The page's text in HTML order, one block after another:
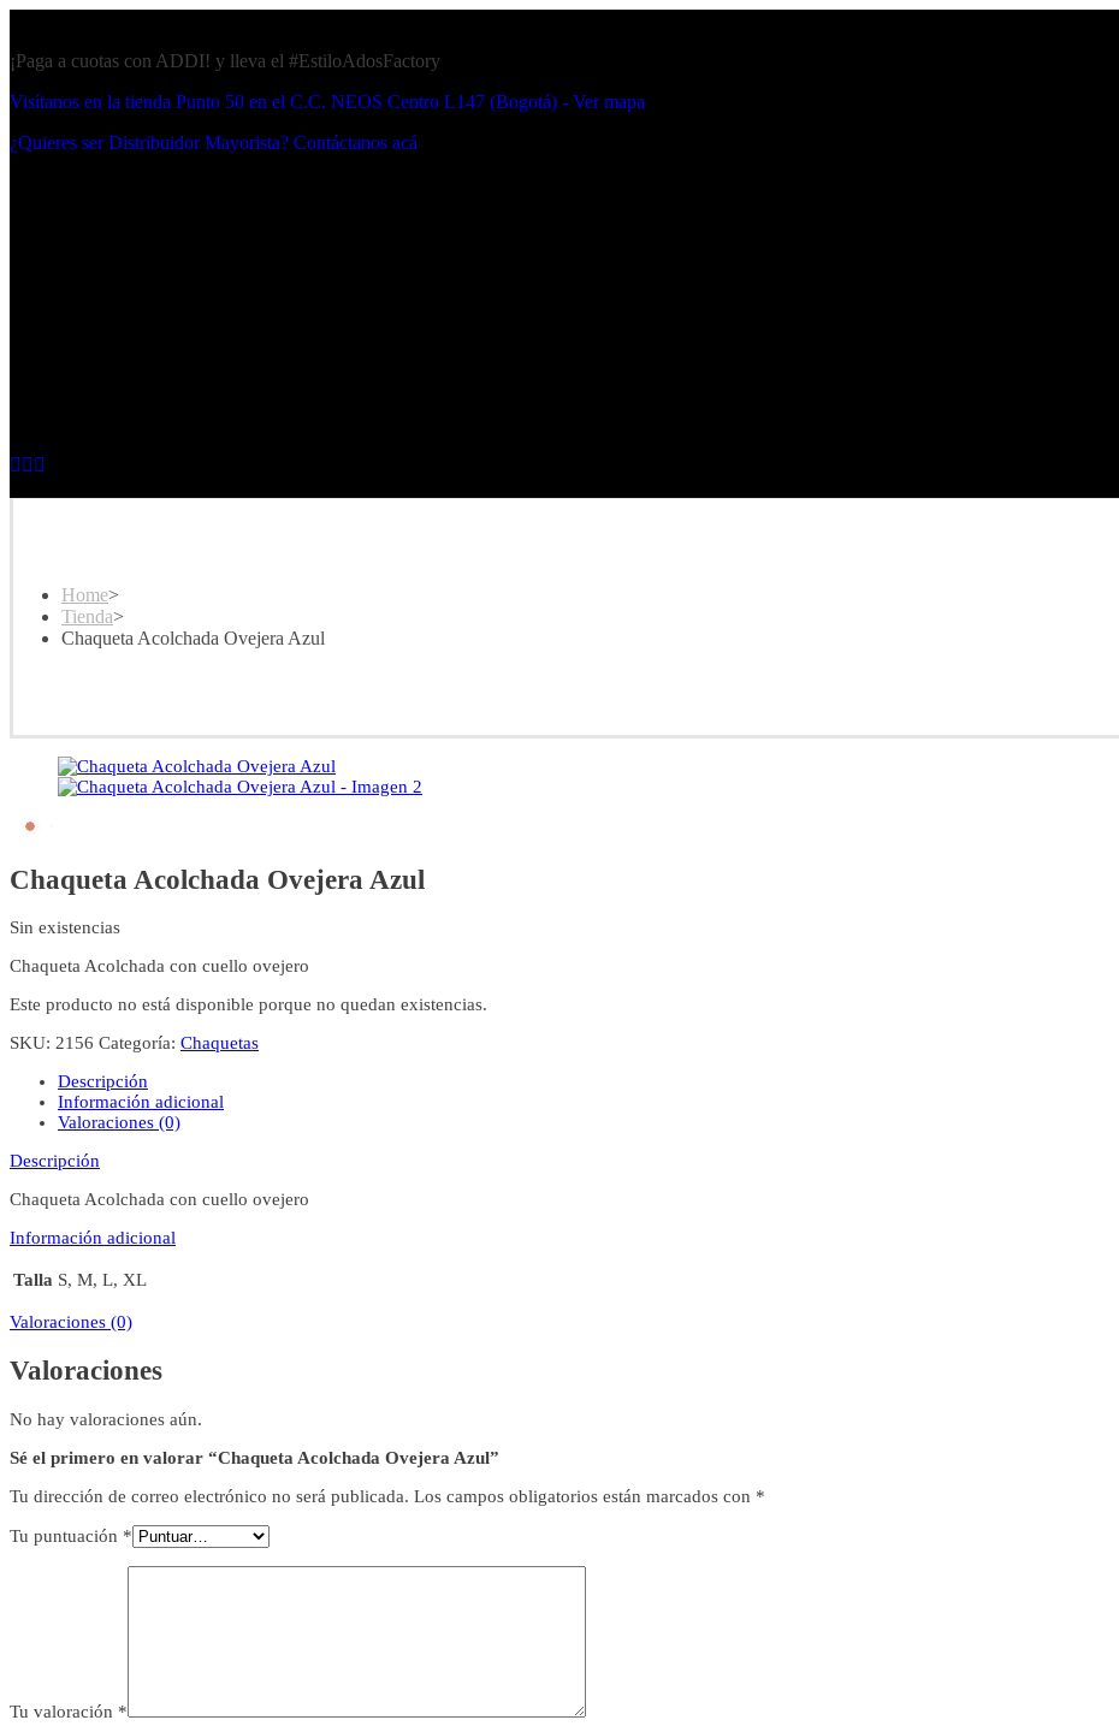
¡Paga a cuotas con ADDI! y lleva el #EstiloAdosFactory
Visítanos en la tienda Punto 50 en el C.C. NEOS Centro L147 (Bogotá) - Ver mapa
¿Quieres ser Distribuidor Mayorista? Contáctanos acá
Home>
Tienda>
Chaqueta Acolchada Ovejera Azul
Chaqueta Acolchada Ovejera Azul
Sin existencias
Chaqueta Acolchada con cuello ovejero
Este producto no está disponible porque no quedan existencias.
SKU: 2156 Categoría: Chaquetas
Descripción
Información adicional
Valoraciones (0)
Descripción
Chaqueta Acolchada con cuello ovejero
Información adicional
Talla S, M, L, XL
Valoraciones (0)
Valoraciones
No hay valoraciones aún.
Sé el primero en valorar “Chaqueta Acolchada Ovejera Azul”
Tu dirección de correo electrónico no será publicada. Los campos obligatorios están marcados con *
Tu puntuación *
Tu valoración *